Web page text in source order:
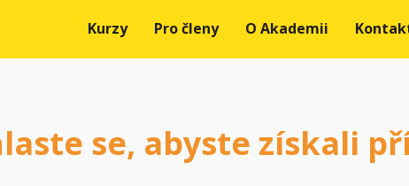
Kurzy Pro členy O Akademii
se, abyste získali